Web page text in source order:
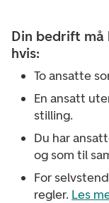
Din bedrift må
hvis:
To ansatte
En ansatt
stilling.
Du har
og som til
For
regler. Les